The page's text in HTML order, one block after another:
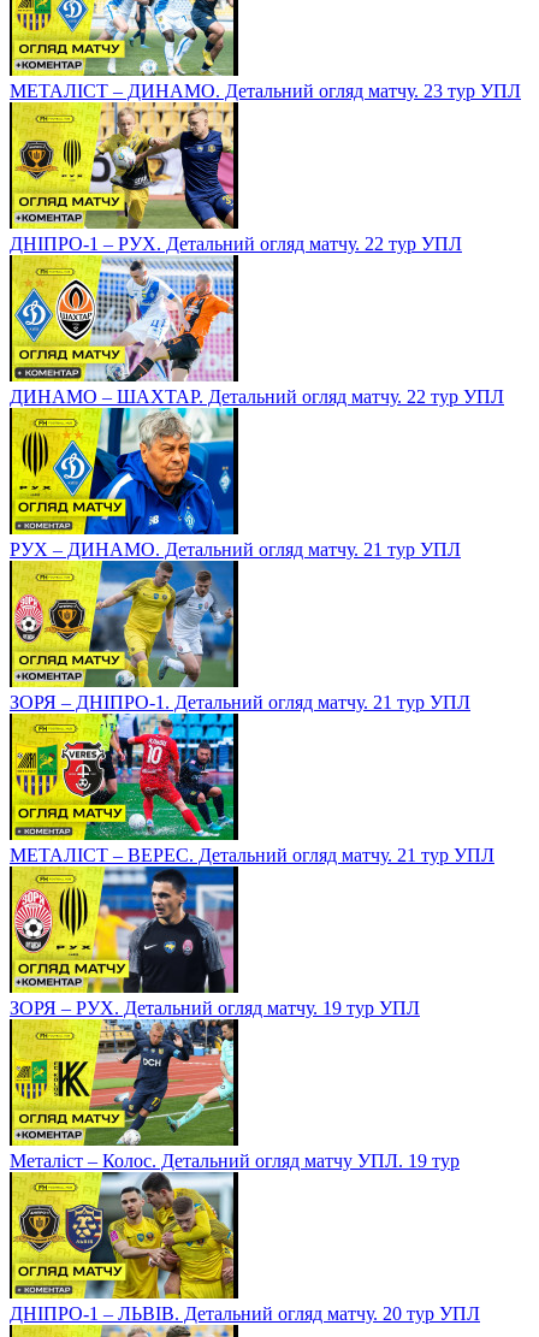
МЕТАЛІСТ – ДИНАМО. Детальний огляд матчу. 23 тур УПЛ
ДНІПРО-1 – РУХ. Детальний огляд матчу. 22 тур УПЛ
ДИНАМО – ШАХТАР. Детальний огляд матчу. 22 тур УПЛ
РУХ – ДИНАМО. Детальний огляд матчу. 21 тур УПЛ
ЗОРЯ – ДНІПРО-1. Детальний огляд матчу. 21 тур УПЛ
МЕТАЛІСТ – ВЕРЕС. Детальний огляд матчу. 21 тур УПЛ
ЗОРЯ – РУХ. Детальний огляд матчу. 19 тур УПЛ
Металіст – Колос. Детальний огляд матчу УПЛ. 19 тур
ДНІПРО-1 – ЛЬВІВ. Детальний огляд матчу. 20 тур УПЛ